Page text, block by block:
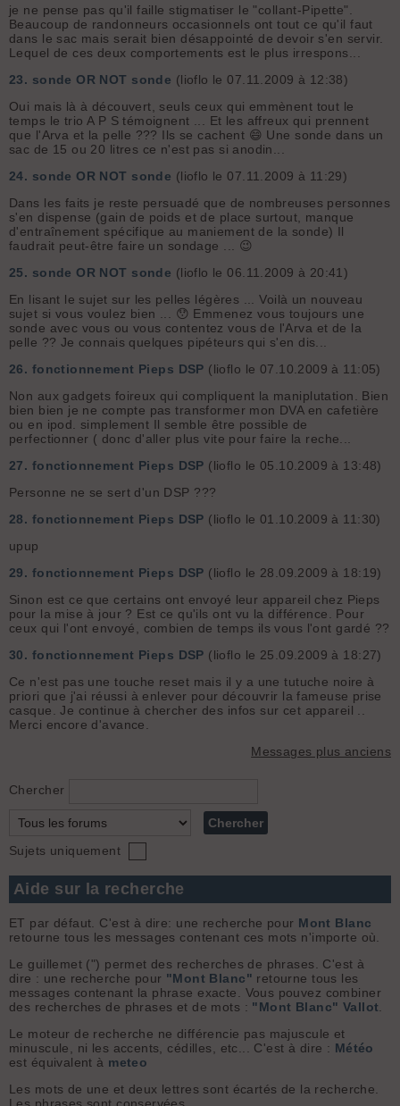
je ne pense pas qu'il faille stigmatiser le "collant-Pipette".
Beaucoup de randonneurs occasionnels ont tout ce qu'il faut
dans le sac mais serait bien désappointé de devoir s'en servir.
Lequel de ces deux comportements est le plus irrespons...
23. sonde OR NOT sonde (lioflo le 07.11.2009 à 12:38)
Oui mais là à découvert, seuls ceux qui emmènent tout le
temps le trio A P S témoignent ... Et les affreux qui prennent
que l'Arva et la pelle ??? Ils se cachent 😄 Une sonde dans un
sac de 15 ou 20 litres ce n'est pas si anodin...
24. sonde OR NOT sonde (lioflo le 07.11.2009 à 11:29)
Dans les faits je reste persuadé que de nombreuses personnes
s'en dispense (gain de poids et de place surtout, manque
d'entraînement spécifique au maniement de la sonde) Il
faudrait peut-être faire un sondage ... 😉
25. sonde OR NOT sonde (lioflo le 06.11.2009 à 20:41)
En lisant le sujet sur les pelles légères ... Voilà un nouveau
sujet si vous voulez bien ... 😯 Emmenez vous toujours une
sonde avec vous ou vous contentez vous de l'Arva et de la
pelle ?? Je connais quelques pipéteurs qui s'en dis...
26. fonctionnement Pieps DSP (lioflo le 07.10.2009 à 11:05)
Non aux gadgets foireux qui compliquent la maniplutation. Bien
bien bien je ne compte pas transformer mon DVA en cafetière
ou en ipod. simplement Il semble être possible de
perfectionner ( donc d'aller plus vite pour faire la reche...
27. fonctionnement Pieps DSP (lioflo le 05.10.2009 à 13:48)
Personne ne se sert d'un DSP ???
28. fonctionnement Pieps DSP (lioflo le 01.10.2009 à 11:30)
upup
29. fonctionnement Pieps DSP (lioflo le 28.09.2009 à 18:19)
Sinon est ce que certains ont envoyé leur appareil chez Pieps
pour la mise à jour ? Est ce qu'ils ont vu la différence. Pour
ceux qui l'ont envoyé, combien de temps ils vous l'ont gardé ??
30. fonctionnement Pieps DSP (lioflo le 25.09.2009 à 18:27)
Ce n'est pas une touche reset mais il y a une tutuche noire à
priori que j'ai réussi à enlever pour découvrir la fameuse prise
casque. Je continue à chercher des infos sur cet appareil ..
Merci encore d'avance.
Messages plus anciens
Chercher
Sujets uniquement
Aide sur la recherche
ET par défaut. C'est à dire: une recherche pour Mont Blanc
retourne tous les messages contenant ces mots n'importe où.
Le guillemet (") permet des recherches de phrases. C'est à
dire : une recherche pour "Mont Blanc" retourne tous les
messages contenant la phrase exacte. Vous pouvez combiner
des recherches de phrases et de mots : "Mont Blanc" Vallot
Le moteur de recherche ne différencie pas majuscule et
minuscule, ni les accents, cédilles, etc... C'est à dire : Météo
est équivalent à meteo
Les mots de une et deux lettres sont écartés de la recherche.
Les phrases sont conservées.